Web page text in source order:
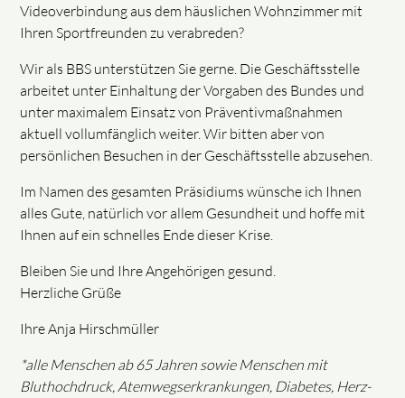
Videoverbindung aus dem häuslichen Wohnzimmer mit
Ihren Sportfreunden zu verabreden?
Wir als BBS unterstützen Sie gerne. Die Geschäftsstelle
arbeitet unter Einhaltung der Vorgaben des Bundes und
unter maximalem Einsatz von Präventivmaßnahmen
aktuell vollumfänglich weiter. Wir bitten aber von
persönlichen Besuchen in der Geschäftsstelle abzusehen.
Im Namen des gesamten Präsidiums wünsche ich Ihnen
alles Gute, natürlich vor allem Gesundheit und hoffe mit
Ihnen auf ein schnelles Ende dieser Krise.
Bleiben Sie und Ihre Angehörigen gesund.
Herzliche Grüße
Ihre Anja Hirschmüller
*alle Menschen ab 65 Jahren sowie Menschen mit
Bluthochdruck, Atemwegserkrankungen, Diabetes, Herz-